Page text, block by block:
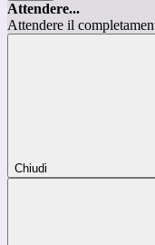
Attendere...
Attendere il
Chiudi